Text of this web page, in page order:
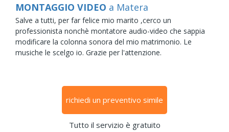
MONTAGGIO VIDEO a Matera
Salve a tutti, per far felice mio marito ,cerco un
professionista nonchè montatore audio-video che sappia
modificare la colonna sonora del mio matrimonio. Le
musiche le scelgo io. Grazie per l'attenzione.
richiedi un preventivo simile
Tutto il servizio è gratuito